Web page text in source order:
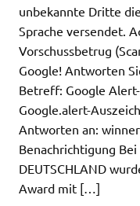
unbekannte Dritte
Sprache versendet.
Vorschussbetrug
Google! Antworten
Betreff: Google
Google.alert-
Antworten an:
Benachrichtigung
DEUTSCHLAND
Award mit […]